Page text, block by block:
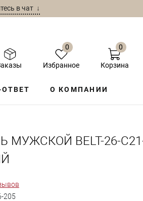
в чат ↓
0
Избранное
0
Корзина
О КОМПАНИИ
МУЖСКОЙ BELT-26-
205